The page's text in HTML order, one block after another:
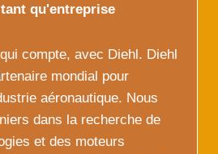
qu'entreprise
compte, avec Diehl. Diehl
mondial pour
aéronautique. Nous
dans la recherche de
et des moteurs